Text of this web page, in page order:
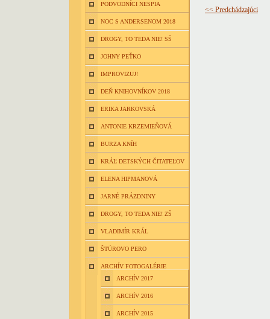
PODVODNÍCI NESPIA
NOC S ANDERSENOM 2018
DROGY, TO TEDA NIE! SŠ
JOHNY PEŤKO
IMPROVIZUJ!
DEŇ KNIHOVNÍKOV 2018
ERIKA JARKOVSKÁ
ANTONIE KRZEMIEŇOVÁ
BURZA KNÍH
KRÁĽ DETSKÝCH ČITATEĽOV
ELENA HIPMANOVÁ
JARNÉ PRÁZDNINY
DROGY, TO TEDA NIE! ZŠ
VLADIMÍR KRÁL
ŠTÚROVO PERO
ARCHÍV FOTOGALÉRIE
ARCHÍV 2017
ARCHÍV 2016
ARCHÍV 2015
<< Predchádzajúci